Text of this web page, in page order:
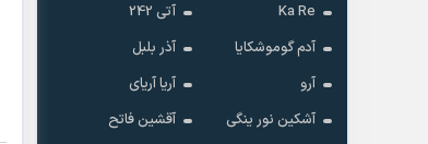
Ka Re
آتی 242
آدم گوموشکایا
آذر بلبل
آرو
آریا آریای
آشکین نور ینگی
آقشین فاتح